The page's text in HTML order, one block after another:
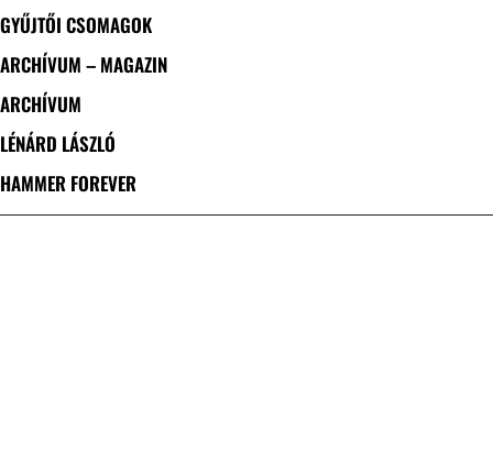
GYŰJTŐI CSOMAGOK
ARCHÍVUM – MAGAZIN
ARCHÍVUM
LÉNÁRD LÁSZLÓ
HAMMER FOREVER